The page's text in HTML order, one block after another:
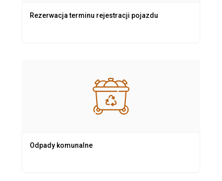
Rezerwacja terminu rejestracji pojazdu
Odpady komunalne